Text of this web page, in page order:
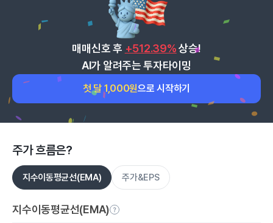
매매신호 후 +512.39% 상승!
AI가 알려주는 투자타이밍
첫 달 1,000원으로 시작하기
주가 흐름은?
지수이동평균선(EMA) 주가&EPS
지수이동평균선(EMA)